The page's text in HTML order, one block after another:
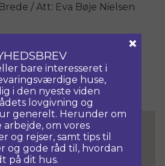
/ Att: Eva Bøje Nielsen
bare interesseret i
huse,
i den nyeste viden
lovgivning og
generelt. Herunder om
arbejde, om vores
og rejser, samt tips til
og gode råd til, hvordan
på dit hus.
×